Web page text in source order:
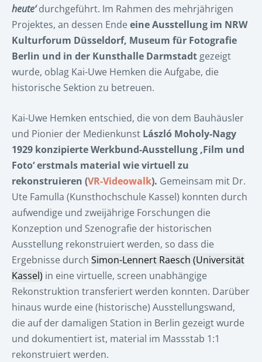
heute‘durchgeführt. Im Rahmen des mehrjährigen
Projektes, an dessen Endeeine Ausstellung im NRW
Kulturforum Düsseldorf, Museum für Fotografie
Berlin und in der Kunsthalle Darmstadt gezeigt
wurde, oblag Kai-Uwe Hemken die Aufgabe, die
historische Sektion zu betreuen.
Kai-Uwe Hemken entschied, die von dem Bauhäusler
und Pionier der Medienkunst László Moholy-Nagy
1929 konzipierte Werkbund-Ausstellung ‚Film und
Foto‘ erstmals material wie virtuell zu
rekonstruieren (VR-Videowalk). Gemeinsam mit Dr.
Ute Famulla (Kunsthochschule Kassel) konnten durch
aufwendige und zweijährige Forschungen die
Konzeption und Szenografie der historischen
Ausstellung rekonstruiert werden, so dass die
Ergebnisse durch Simon-Lennert Raesch (Universität
Kassel) in eine virtuelle, screen unabhängige
Rekonstruktion transferiert werden konnten. Darüber
hinaus wurde eine (historische) Ausstellungswand,
die auf der damaligen Station in Berlin gezeigt wurde
und dokumentiert ist, material im Massstab 1:1
rekonstruiert werden.